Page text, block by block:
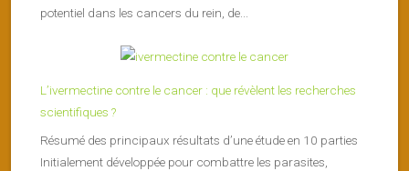
potentiel dans les cancers du rein, de...
L’ivermectine contre le cancer : que révèlent les recherches
scientifiques ?
Résumé des principaux résultats d’une étude en 10 parties
Initialement développée pour combattre les parasites,